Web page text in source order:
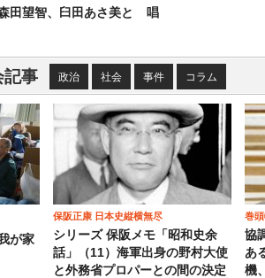
田望智、臼田あさ美と
唱
記事 政治 社会 事件 コラム
が家
保阪正康 日本史縦横無尽
シリーズ 保阪メモ「昭和史余
話」（11）海軍出身の野村大使
と外務省プロパーとの間の決定
巻
協
あ
機